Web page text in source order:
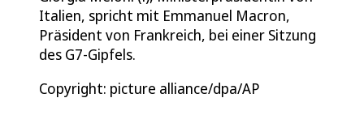
Italien, spricht mit Emmanuel Macron,
Präsident von Frankreich, bei einer Sitzung
des G7-Gipfels.
Copyright: picture alliance/dpa/AP